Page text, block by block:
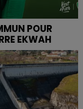
POUR
EKWAH